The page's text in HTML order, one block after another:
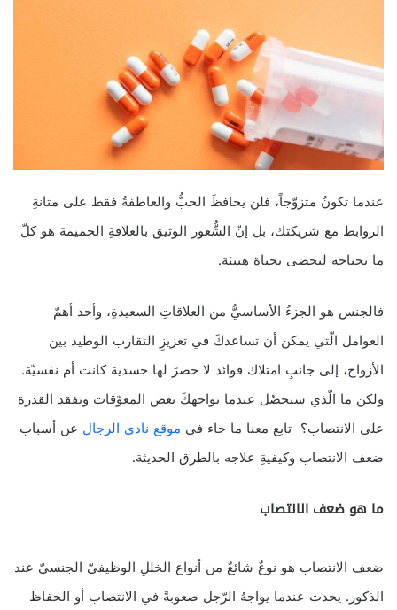
عندما تكونُ متزوّجاً، فلن يحافظَ الحبُّ والعاطفةُ فقط على متانةِ
الروابط مع شريكتك، بل إنّ الشُّعور الوثيق بالعلاقةِ الحميمة هو كلّ
ما تحتاجه لتحضى بحياة هنيئة.
فالجنس هو الجزءُ الأساسيُّ من العلاقاتِ السعيدةِ، وأحد أهمّ
العوامل الّتي يمكن أن تساعدكَ في تعزيزِ التقارب الوطيد بين
الأزواج، إلى جانبِ امتلاك فوائد لا حصرَ لها جسدية كانت أم نفسيّة.
ولكن ما الّذي سيحصُل عندما تواجهكَ بعض المعوّقات وتفقد القدرة
على الانتصاب؟ تابع معنا ما جاء في موقع نادي الرجال عن أسباب
ضعف الانتصاب وكيفيةِ علاجه بالطرق الحديثة.
ما هو ضعف الانتصاب
ضعف الانتصاب هو نوعٌ شائعٌ من أنواع الخللِ الوظيفيّ الجنسيّ عند
الذكور. يحدث عندما يواجهُ الرّجل صعوبةً في الانتصاب أو الحفاظ